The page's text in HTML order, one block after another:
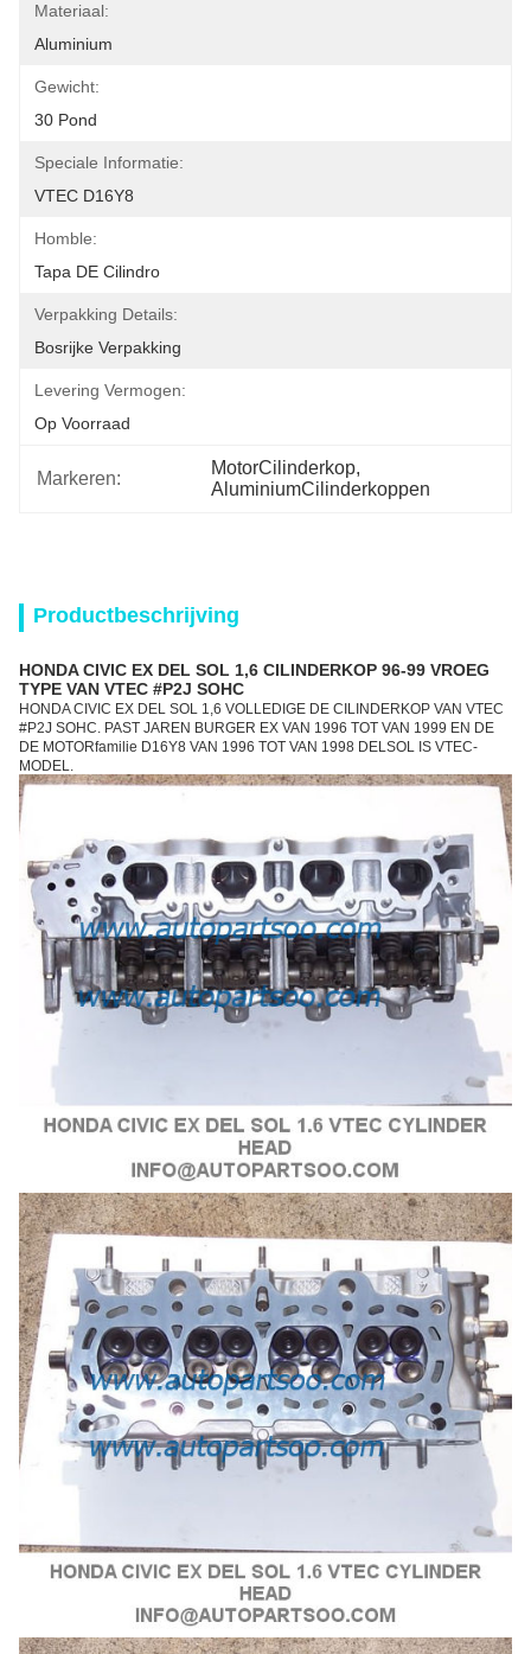
Materiaal:
Aluminium
Gewicht:
30 Pond
Speciale Informatie:
VTEC D16Y8
Homble:
Tapa DE Cilindro
Verpakking Details:
Bosrijke Verpakking
Levering Vermogen:
Op Voorraad
Markeren:
MotorCilinderkop,
AluminiumCilinderkoppen
Productbeschrijving
HONDA CIVIC EX DEL SOL 1,6 CILINDERKOP 96-99 VROEG
TYPE VAN VTEC #P2J SOHC
HONDA CIVIC EX DEL SOL 1,6 VOLLEDIGE DE CILINDERKOP VAN VTEC
#P2J SOHC. PAST JAREN BURGER EX VAN 1996 TOT VAN 1999 EN DE
DE MOTORfamilie D16Y8 VAN 1996 TOT VAN 1998 DELSOL IS VTEC-
MODEL.